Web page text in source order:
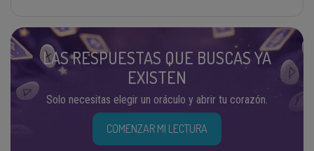
LAS RESPUESTAS QUE BUSCAS YA
EXISTEN
Solo necesitas elegir un oráculo y abrir tu corazón.
COMENZAR MI LECTURA